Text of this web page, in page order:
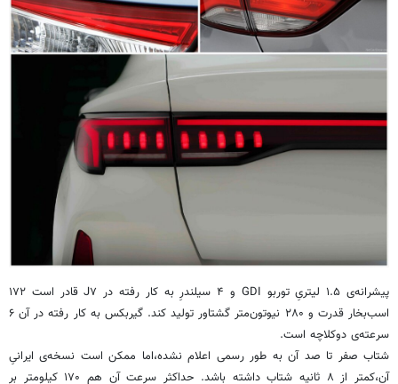
پیشرانه‌ی ۱.۵ لیتریِ توربو GDI و ۴ سیلندرِ به کار رفته در J۷ قادر است ۱۷۲
اسب‌بخار قدرت و ۲۸۰ نیوتون‌متر گشتاور تولید کند. گیربکس به کار رفته در آن ۶
سرعته‌ی دوکلاچه است.
شتاب صفر تا صد آن به طور رسمی اعلام نشده،اما ممکن است نسخه‌ی ایرانیِ
آن،کمتر از ۸ ثانیه شتاب داشته باشد. حداکثر سرعت آن هم ۱۷۰ کیلومتر بر